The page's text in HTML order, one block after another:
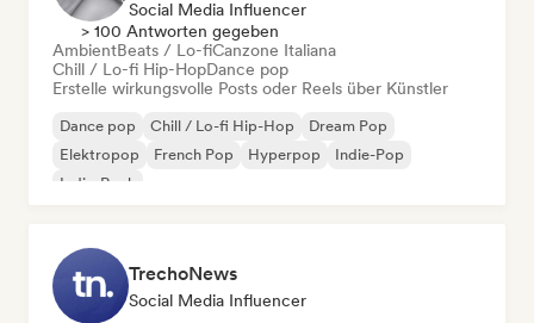
Social Media Influencer
> 100 Antworten gegeben
AmbientBeats / Lo-fiCanzone Italiana
Chill / Lo-fi Hip-HopDance pop
Erstelle wirkungsvolle Posts oder Reels über Künstler
Dance pop Chill / Lo-fi Hip-Hop
Dream Pop
Elektropop
French Pop Hyperpop
Indie-Pop
Indie-Rock
TrechoNews
Social Media Influencer